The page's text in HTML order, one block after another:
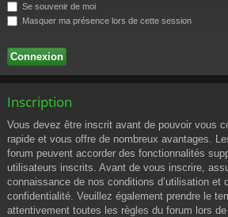
Se souvenir de moi
Masquer ma présence lors de cette session
Inscription
Vous devez être inscrit avant de pouvoir vous
rapide et vous offre de nombreux avantages.
forum peuvent accorder des fonctionnalités
utilisateurs inscrits. Avant de vous inscrire,
connaissance de nos conditions d’utilisation et
confidentialité. Veuillez également prendre le
attentivement toutes les règles du forum lors de